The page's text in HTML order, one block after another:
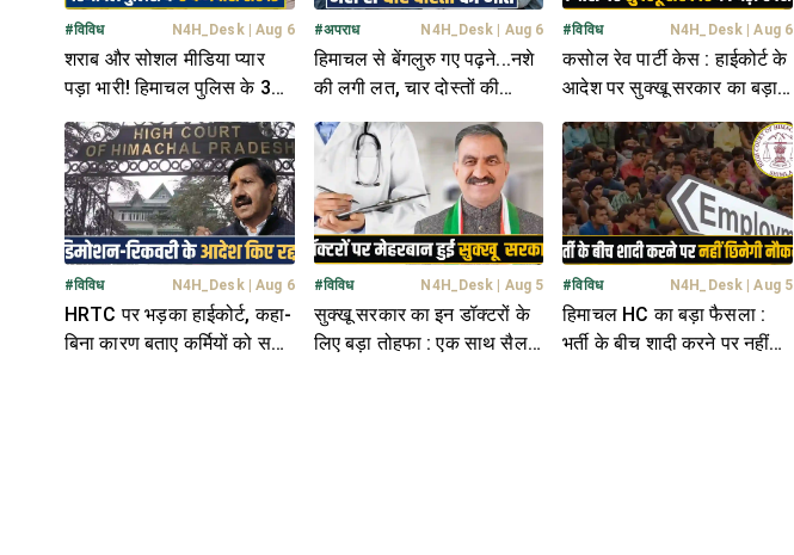
#विविध N4H_Desk| Aug 6
शराब और सोशल मीडिया प्यार
पड़ा भारी! हिमाचल पुलिस के 3
जवान सस्पेंड; बैठाई जांच
#अपराध N4H_Desk Aug 6
हिमाचल से बेंगलुरु गए पढ़ने...नशे
की लगी लत, चार दोस्तों की
मौ**त- 2 को परिवार ने बचाया
#विविध N4H_Desk Aug 6
कसोल रेव पार्टी केस : हाईकोर्ट के
आदेश पर सुक्खू सरकार का बड़ा
एक्शन- बदल डाले DC-SP
#विविध N4H_Desk| Aug 6
HRTC पर भड़का हाईकोर्ट, कहा-
बिना कारण बताए कर्मियों को सजा
#विविध N4H_Desk Aug 5
सुक्खू सरकार का इन डॉक्टरों के
लिए बड़ा तोहफा : एक साथ सैलरी
#विविध N4H_Desk Aug 5
हिमाचल HC का बड़ा फैसला :
भर्ती के बीच शादी करने पर नहीं